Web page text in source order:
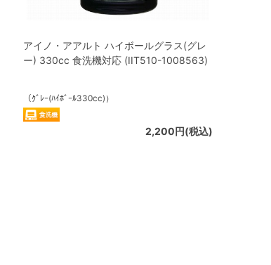
アイノ・アアルト ハイボールグラス(グレ
ー) 330cc 食洗機対応 (IIT510-1008563)
（ｸﾞﾚｰ(ﾊｲﾎﾞｰﾙ330cc)）
2,200円(税込)